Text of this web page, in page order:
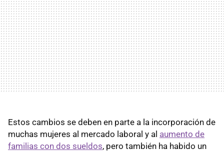
Estos cambios se deben en parte a la incorporación de
muchas mujeres al mercado laboral y al aumento de
familias con dos sueldos, pero también ha habido un